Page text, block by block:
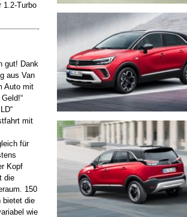
1.2-Turbo
gut! Dank
aus Van
Auto mit
mit
für
Kopf
die
150
bietet die
wie